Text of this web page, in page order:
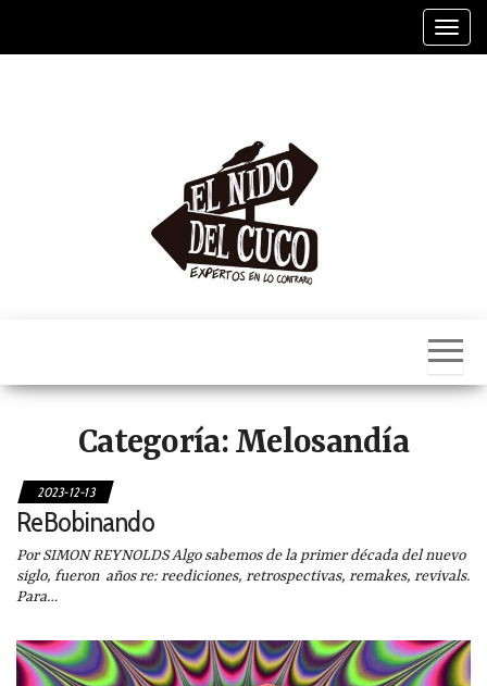
Nido
Del
Cuco
Categoría:Melosandía
2023-12-13
ReBobinando
Por SIMON REYNOLDS Algo sabemos de la primer década del nuevo
siglo, fueron años re: reediciones, retrospectivas, remakes, revivals.
Para…